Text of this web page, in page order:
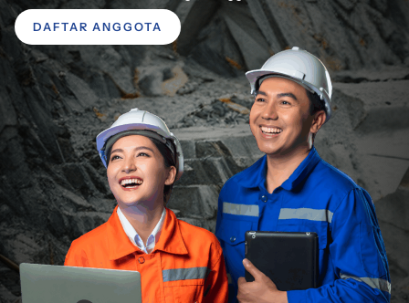
DAFTAR ANGGOTA